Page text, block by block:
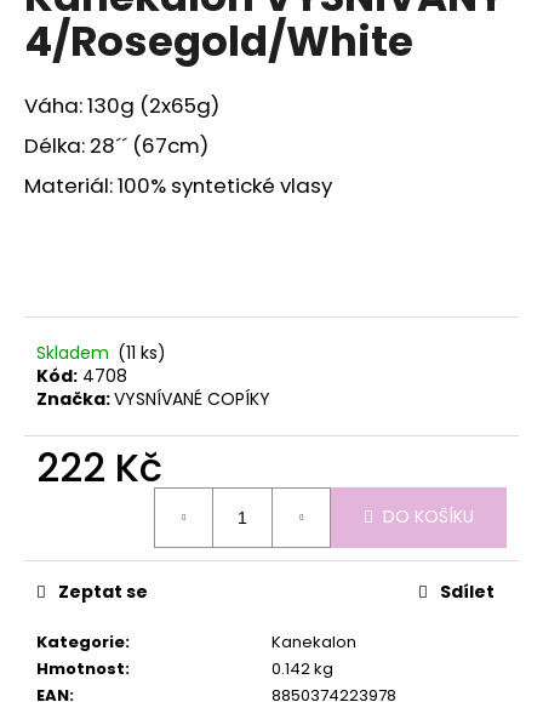
0,0
z
hvězdiček.
4/Rosegold/White
Váha: 130g (2x65g)
Délka: 28´´ (67cm)
Materiál: 100% syntetické vlasy
Skladem (11 ks)
Kód: 4708
Značka:VYSNÍVANÉ COPÍKY
222 Kč
DO KOŠÍKU
Kategorie:
Kanekalon
Hmotnost:
0.142 kg
EAN:
8850374223978
Zeptat se Sdílet
a
j
í
t
?
D
o
p
o
m
e